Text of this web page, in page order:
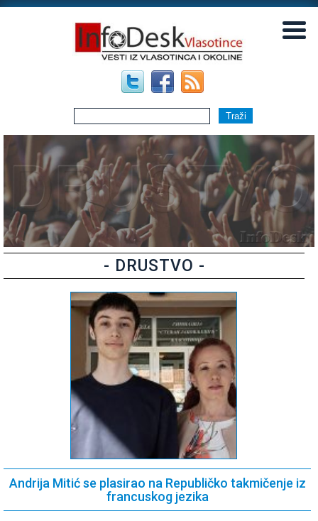
- DRUSTVO -
Andrija Mitić se plasirao na Republičko takmičenje iz
francuskog jezika